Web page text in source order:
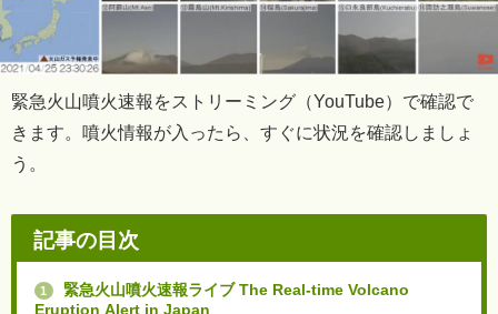
緊急火山噴火速報をストリーミング（YouTube）で確認で
きます。噴火情報が入ったら、すぐに状況を確認しましょ
う。
記事の目次
1
緊急火山噴火速報ライブ The Real-time Volcano
Eruption Alert in Japan